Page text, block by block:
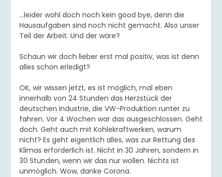
…leider wohl doch noch kein good bye, denn die
Hausaufgaben sind noch nicht gemacht. Also unser
Teil der Arbeit. Und der wäre?
Schaun wir doch lieber erst mal positiv, was ist denn
alles schon erledigt?
OK, wir wissen jetzt, es ist möglich, mal eben
innerhalb von 24 Stunden das Herzstück der
deutschen Industrie, die VW-Produktion runter zu
fahren. Vor 4 Wochen war das ausgeschlossen. Geht
doch. Geht auch mit Kohlekraftwerken, warum
nicht? Es geht eigentlich alles, was zur Rettung des
Klimas erforderlich ist. Nicht in 30 Jahren, sondern in
30 Stunden, wenn wir das nur wollen. Nichts ist
unmöglich. Wow, danke Corona.